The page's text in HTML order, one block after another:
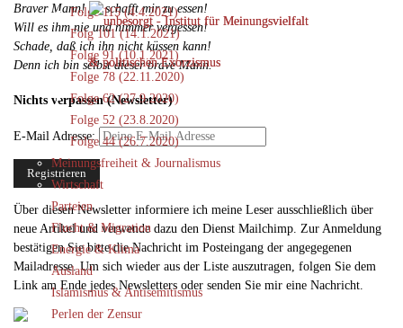
Folge 115 (4.4.2021)
Folg 101 (14.1.2021)
Folge 91 (10.1.2021)
Folge 78 (22.11.2020)
Folge 62 (27.9.2020)
Folge 52 (23.8.2020)
Folge 44 (26.7.2020)
Meinungsfreiheit & Journalismus
Wirtschaft
Parteien
Flucht & Migration
Energie & Klima
Ausland
Islamismus & Antisemitismus
Perlen der Zensur
Braver Mann! Er schafft mir zu essen!
Will es ihm nie und nimmer vergessen!
Schade, daß ich ihn nicht küssen kann!
Denn ich bin selbst dieser brave Mann.
Nichts verpassen (Newsletter)
E-Mail Adresse:
Über diesen Newsletter informiere ich meine Leser ausschließlich über
neue Artikel und verwende dazu den Dienst Mailchimp. Zur Anmeldung
bestätigen Sie bitte die Nachricht im Posteingang der angegegenen
Mailadresse. Um sich wieder aus der Liste auszutragen, folgen Sie dem
Link am Ende jedes Newsletters oder senden Sie mir eine Nachricht.